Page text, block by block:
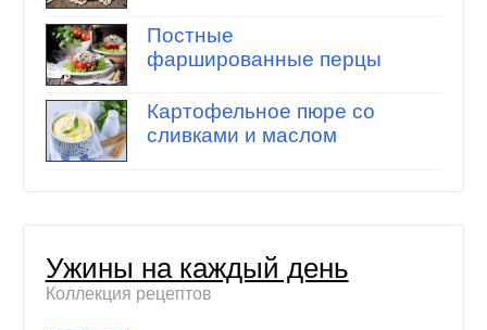
Постные
фаршированные перцы
Картофельное пюре со
сливками и маслом
Ужины на каждый день
Коллекция рецептов